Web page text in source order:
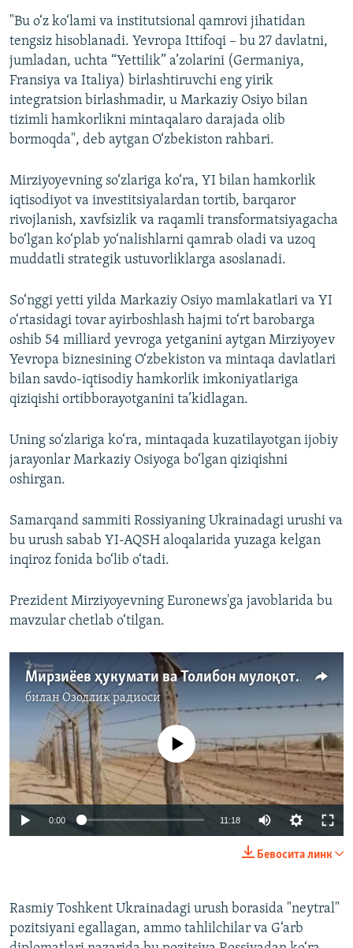
"Bu o‘z ko‘lami va institutsional qamrovi jihatidan
tengsiz hisoblanadi. Yevropa Ittifoqi – bu 27 davlatni,
jumladan, uchta “Yettilik” a’zolarini (Germaniya,
Fransiya va Italiya) birlashtiruvchi eng yirik
integratsion birlashmadir, u Markaziy Osiyo bilan
tizimli hamkorlikni mintaqalaro darajada olib
bormoqda", deb aytgan O‘zbekiston rahbari.
Mirziyoyevning so‘zlariga ko‘ra, YI bilan hamkorlik
iqtisodiyot va investitsiyalardan tortib, barqaror
rivojlanish, xavfsizlik va raqamli transformatsiyagacha
bo‘lgan ko‘plab yo‘nalishlarni qamrab oladi va uzoq
muddatli strategik ustuvorliklarga asoslanadi.
So‘nggi yetti yilda Markaziy Osiyo mamlakatlari va YI
o‘rtasidagi tovar ayirboshlash hajmi to‘rt barobarga
oshib 54 milliard yevroga yetganini aytgan Mirziyoyev
Yevropa biznesining O‘zbekiston va mintaqa davlatlari
bilan savdo-iqtisodiy hamkorlik imkoniyatlariga
qiziqishi ortibborayotganini ta’kidlagan.
Uning so‘zlariga ko‘ra, mintaqada kuzatilayotgan ijobiy
jarayonlar Markaziy Osiyoga bo‘lgan qiziqishni
oshirgan.
Samarqand sammiti Rossiyaning Ukrainadagi urushi va
bu urush sabab YI-AQSH aloqalarida yuzaga kelgan
inqiroz fonida bo‘lib o‘tadi.
Prezident Mirziyoyevning Euronews'ga javoblarida bu
mavzular chetlab o‘tilgan.
Мирзиёев ҳукумати ва Толибон мулоқоти. Ўзбекистон эртаси таҳликадами?
биланОзодлик радиоси
704p 1058p
Айни дамда медиа-манба мавжуд эмас
0:00 11:18
704p
Бевосита линк
Rasmiy Toshkent Ukrainadagi urush borasida "neytral"
pozitsiyani egallagan, ammo tahlilchilar va G‘arb